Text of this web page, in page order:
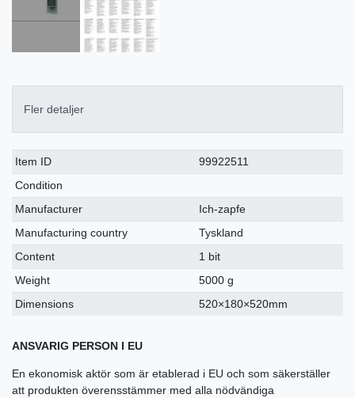
Fler detaljer
Ceres::Template.singleItemTechnicalDataAttribute
Ceres::Template.singleItemTechnicalDataValue
Item ID
99922511
Condition
Manufacturer
Ich-zapfe
Manufacturing country
Tyskland
Content
1 bit
Weight
5000 g
Dimensions
520×180×520mm
ANSVARIG PERSON I EU
En ekonomisk aktör som är etablerad i EU och som säkerställer
att produkten överensstämmer med alla nödvändiga